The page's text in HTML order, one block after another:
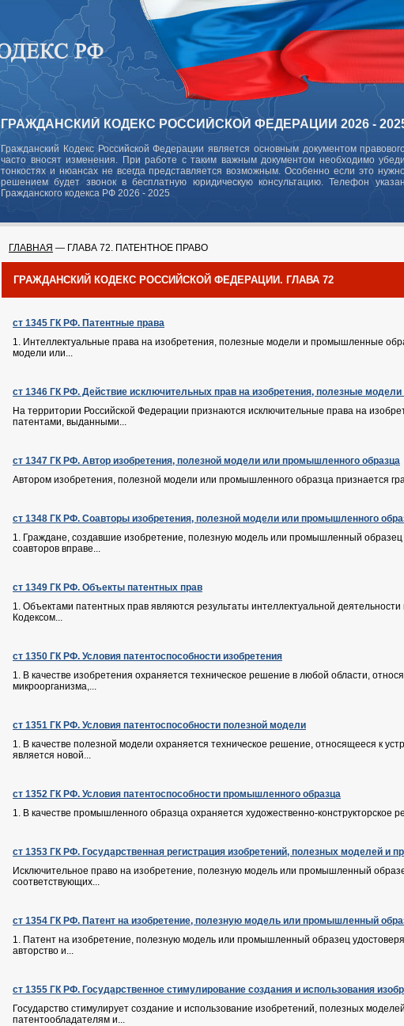
ГРАЖДАНСКИЙ КОДЕКС РОССИЙСКОЙ ФЕДЕРАЦИИ 2026 -
Гражданский Кодекс Российской Федерации является основным документом
часто вносят изменения. При работе с таким важным документом необходимо
тонкостях и нюансах не всегда представляется возможным. Особенно если это
решением будет звонок в бесплатную юридическую консультацию. Телефон
Гражданского кодекса РФ 2026 - 2025
ГЛАВНАЯ — ГЛАВА 72. ПАТЕНТНОЕ ПРАВО
ГРАЖДАНСКИЙ КОДЕКС РОССИЙСКОЙ ФЕДЕРАЦИИ. ГЛАВА 72
ст 1345 ГК РФ. Патентные права
1. Интеллектуальные права на изобретения, полезные модели и промышленные
модели или...
ст 1346 ГК РФ. Действие исключительных прав на изобретения, полезные
На территории Российской Федерации признаются исключительные права на
патентами, выданными...
ст 1347 ГК РФ. Автор изобретения, полезной модели или промышленного образца
Автором изобретения, полезной модели или промышленного образца признается
ст 1348 ГК РФ. Соавторы изобретения, полезной модели или промышленного
1. Граждане, создавшие изобретение, полезную модель или промышленный
соавторов вправе...
ст 1349 ГК РФ. Объекты патентных прав
1. Объектами патентных прав являются результаты интеллектуальной
Кодексом...
ст 1350 ГК РФ. Условия патентоспособности изобретения
1. В качестве изобретения охраняется техническое решение в любой области,
микроорганизма,...
ст 1351 ГК РФ. Условия патентоспособности полезной модели
1. В качестве полезной модели охраняется техническое решение, относящееся к
является новой...
ст 1352 ГК РФ. Условия патентоспособности промышленного образца
1. В качестве промышленного образца охраняется художественно-
ст 1353 ГК РФ. Государственная регистрация изобретений, полезных моделей и
Исключительное право на изобретение, полезную модель или промышленный
соответствующих...
ст 1354 ГК РФ. Патент на изобретение, полезную модель или промышленный
1. Патент на изобретение, полезную модель или промышленный образец
авторство и...
ст 1355 ГК РФ. Государственное стимулирование создания и использования
Государство стимулирует создание и использование изобретений, полезных
патентообладателям и...